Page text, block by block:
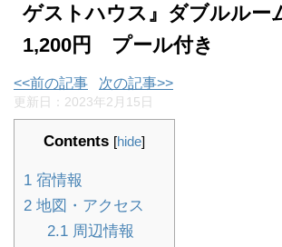
ゲストハウス』ダブルルー
1,200円 プール付き
<<前の記事 次の記事>>
更新日： 2023年2月15日
Contents [hide]
1 宿情報
2 地図・アクセス
2.1周辺情報